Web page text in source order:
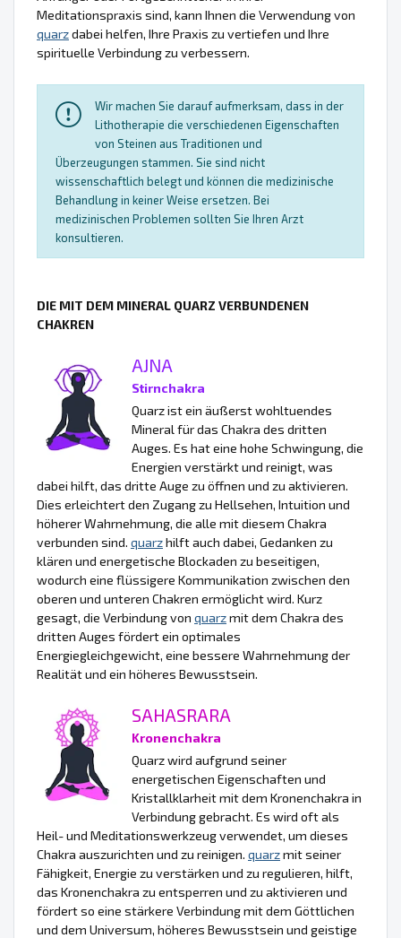
Meditationspraxis sind, kann Ihnen die Verwendung von
quarzdabei helfen, Ihre Praxis zu vertiefen und Ihre
spirituelle Verbindung zu verbessern.
Wir machen Sie darauf aufmerksam, dass in der
Lithotherapie die verschiedenen Eigenschaften
von Steinen aus Traditionen und
Überzeugungen stammen. Sie sind nicht
wissenschaftlich belegt und können die medizinische
Behandlung in keiner Weise ersetzen. Bei
medizinischen Problemen sollten Sie Ihren Arzt
konsultieren.
DIE MIT DEM MINERAL QUARZ VERBUNDENEN
CHAKREN
AJNA
Stirnchakra
Quarz ist ein äußerst wohltuendes
Mineral für das Chakra des dritten
Auges. Es hat eine hohe Schwingung, die
Energien verstärkt und reinigt, was
dabei hilft, das dritte Auge zu öffnen und zu aktivieren.
Dies erleichtert den Zugang zu Hellsehen, Intuition und
höherer Wahrnehmung, die alle mit diesem Chakra
verbunden sind. quarzhilft auch dabei, Gedanken zu
klären und energetische Blockaden zu beseitigen,
wodurch eine flüssigere Kommunikation zwischen den
oberen und unteren Chakren ermöglicht wird. Kurz
gesagt, die Verbindung von quarzmit dem Chakra des
dritten Auges fördert ein optimales
Energiegleichgewicht, eine bessere Wahrnehmung der
Realität und ein höheres Bewusstsein.
SAHASRARA
Kronenchakra
Quarz wird aufgrund seiner
energetischen Eigenschaften und
Kristallklarheit mit dem Kronenchakra in
Verbindung gebracht. Es wird oft als
Heil- und Meditationswerkzeug verwendet, um dieses
Chakra auszurichten und zu reinigen. quarzmit seiner
Fähigkeit, Energie zu verstärken und zu regulieren, hilft,
das Kronenchakra zu entsperren und zu aktivieren und
fördert so eine stärkere Verbindung mit dem Göttlichen
und dem Universum, höheres Bewusstsein und geistige